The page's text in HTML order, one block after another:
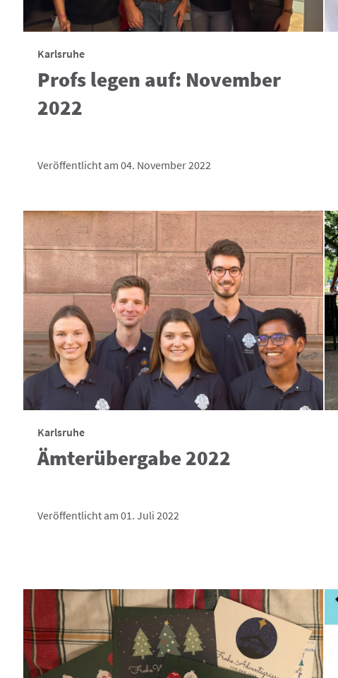
Karlsruhe
Profs legen auf: November
2022
Veröffentlicht am 04. November 2022
Karlsruhe
Ämterübergabe 2022
Veröffentlicht am 01. Juli 2022